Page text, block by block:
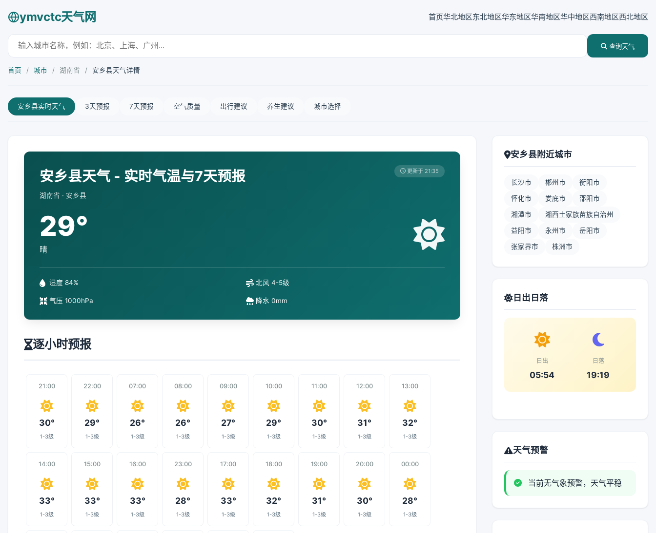
ymvctc天气网 首页华北地区东北地区华东地区华南地区华中地区西南地区西北地区
查询天气
首页 / 城市 / 湖南省 / 安乡县天气详情
安乡县实时天气 3天预报 7天预报 空气质量 出行建议 养生建议 城市选择
安乡县天气 - 实时气温与7天预报
湖南省 · 安乡县
更新于 21:35
29°
晴
湿度 84% 北风 4-5级
气压 1000hPa 降水 0mm
逐小时预报
21:00
30°
1-3级
22:00
29°
1-3级
07:00
26°
1-3级
08:00
26°
1-3级
09:00
27°
1-3级
10:00
29°
1-3级
11:00
30°
1-3级
12:00
31°
1-3级
13:00
32°
1-3级
14:00
33°
1-3级
15:00
33°
1-3级
16:00
33°
1-3级
23:00
28°
1-3级
17:00
33°
1-3级
18:00
32°
1-3级
19:00
31°
1-3级
20:00
30°
1-3级
00:00
28°
1-3级
安乡县附近城市
长沙市 郴州市 衡阳市
怀化市 娄底市 邵阳市
湘潭市 湘西土家族苗族自治州
益阳市 永州市 岳阳市
张家界市 株洲市
日出日落
日出
05:54
日落
19:19
天气预警
当前无气象预警，天气平稳